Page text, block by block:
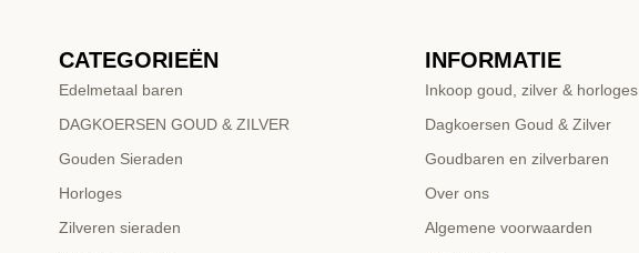
CATEGORIEËN
Edelmetaal baren
DAGKOERSEN GOUD & ZILVER
Gouden Sieraden
Horloges
Zilveren sieraden
INFORMATIE
Inkoop goud, zilver & horloges
Dagkoersen Goud & Zilver
Goudbaren en zilverbaren
Over ons
Algemene voorwaarden